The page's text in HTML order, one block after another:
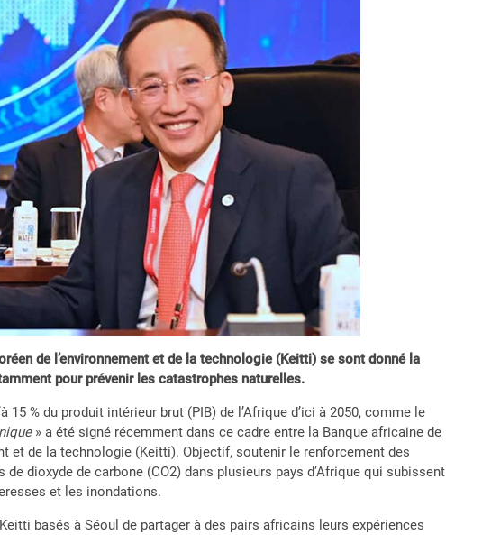
de l’environnement et de la technologie (Keitti) se sont donné la
pour prévenir les catastrophes naturelles.
% du produit intérieur brut (PIB) de l’Afrique d’ici à 2050, comme le
» a été signé récemment dans ce cadre entre la Banque africaine de
et de la technologie (Keitti). Objectif, soutenir le renforcement des
dioxyde de carbone (CO2) dans plusieurs pays d’Afrique qui subissent
et les inondations.
basés à Séoul de partager à des pairs africains leurs expériences